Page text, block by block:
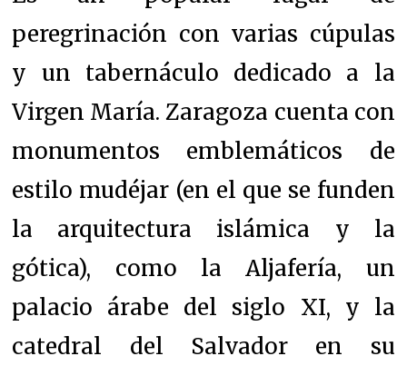
peregrinación con varias cúpulas
y un tabernáculo dedicado a la
Virgen María. Zaragoza cuenta con
monumentos emblemáticos de
estilo mudéjar (en el que se funden
la arquitectura islámica y la
gótica), como la Aljafería, un
palacio árabe del siglo XI, y la
catedral del Salvador en su